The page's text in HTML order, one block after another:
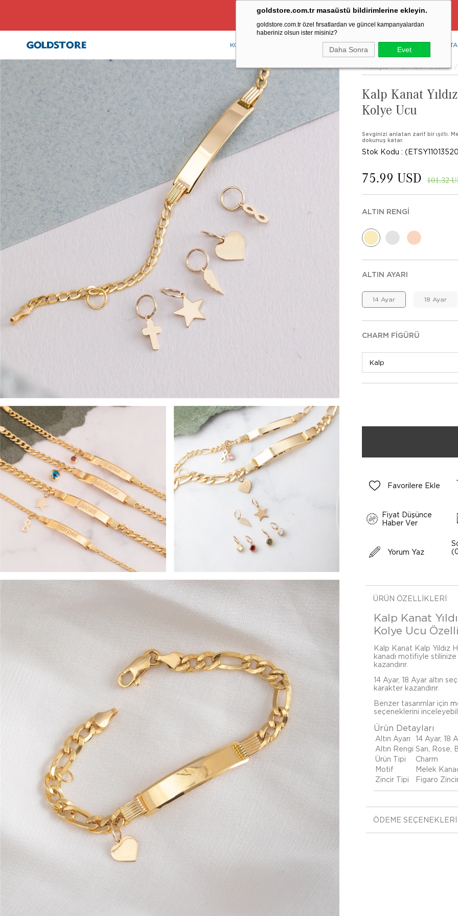
goldstore.com.tr masaüstü bildirimlerine ekleyin.
goldstore.com.tr özel fırsatlardan ve güncel kampanyalardan
haberiniz olsun ister misiniz?
Daha Sonra Evet
Ücretsiz Aynı Gün Kargo Fırsatı
KOLYE BİLEKLİK RENKLİ TAŞLAR PIRLANTA
Anasayfa Tüm Takı Modelleri
Kalp Kanat
Kolye Ucu
Sevginizi anlatan zarif bir ışıltı.
dokunuş katar.
Stok Kodu
101.32
75.99 USD
ALTIN RENGI
ALTIN AYARI
14 Ayar 18 Ayar
CHARM FIGÜRÜ
Favorilere Ekle
Fiyat Düşünce
Haber Ver
Yorum Yaz
ÜRÜN ÖZELLIKLERI
Kalp Kanat
Kolye Ucu
Kalp Kanat Kalp Yıldız
kanadı motifiyle
kazandırır.
14 Ayar, 18 Ayar altın
karakter kazandırır.
Benzer tasarımlar için
seçeneklerini
Ürün Detayları
Altın Ayarı
14 Ayar, 18
Altın Rengi Sarı, Rose,
Ürün Tipi
Charm
Motif
Melek
Zincir Tipi
Figaro
ÖDEME SEÇENEKLERI